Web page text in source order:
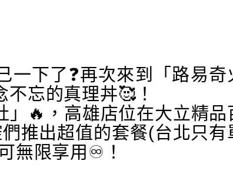
一下了❓再次來到「路易奇
忘的真理丼🥰！
」🔥，高雄店位在大立精品
推出超值的套餐(台北只有
無限享用♾️！